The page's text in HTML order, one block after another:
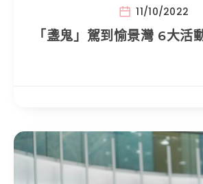
11/10/2022
「盞鬼」駕到愉景灣 6大活